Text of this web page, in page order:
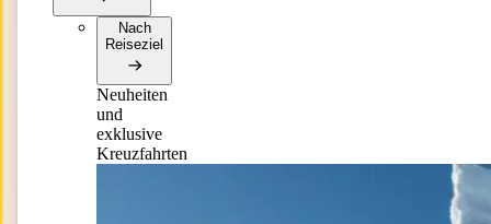
Nach
Reiseziel
Neuheiten
und
exklusive
Kreuzfahrten